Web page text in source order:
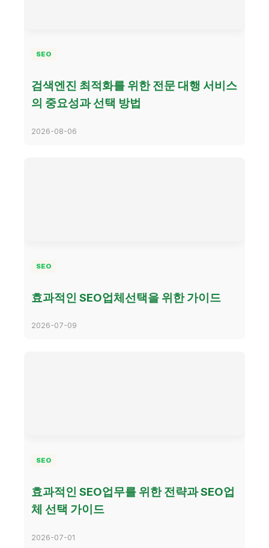
SEO
검색엔진 최적화를 위한 전문 대행 서비스
의 중요성과 선택 방법
2026-08-06
SEO
효과적인 SEO업체선택을 위한 가이드
2026-07-09
SEO
효과적인 SEO업무를 위한 전략과 SEO업
체 선택 가이드
2026-07-01